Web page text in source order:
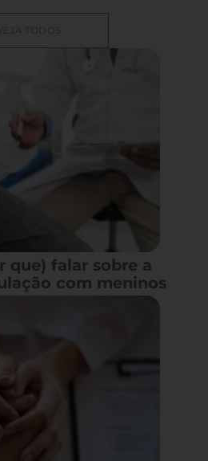
VEJA TODOS
que) falar sobre a
com meninos